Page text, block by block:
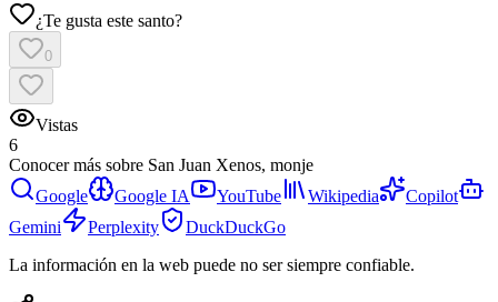
¿Te gusta este santo?
0
Vistas
6
Conocer más sobre San Juan Xenos, monje
Google
Google IA YouTube Wikipedia
Copilot
Gemini
Perplexity
DuckDuckGo
La información en la web puede no ser siempre confiable.